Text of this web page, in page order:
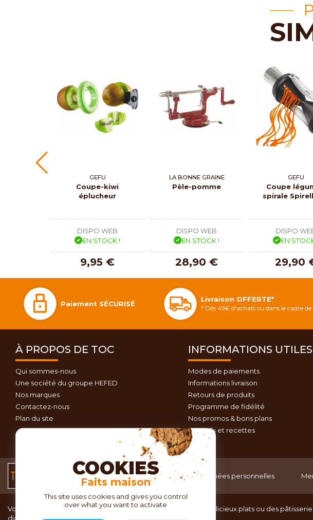
GEFU
Coupe-kiwi
éplucheur
DISPO WEB
EN STOCK !
9,95 €
LA BONNE GRAINE
Pèle-pomme
DISPO WEB
EN STOCK !
28,90 €
GEFU
Coupe
spirale
DISPO
EN
29,90
Paiement SÉCURISÉ
Livraison OFFERTE*
* Dès 49€ d'achats ou dans le cadre
À PROPOS DE TOC
Qui sommes-nous
Une société du groupe HEFED
Nos marques
Contactez-nous
Plan du site
INFORMATIONS UTILES
Modes de paiements
Informations livraison
Retours de produits
Programme de fidélité
Nos promos & bons plans
Conseils et recettes
Conditions générales
de vente
Données personnelles
Vous recherchez du matériel de cuisine pour concocter de délicieux plats ou des
dignes d’un grand chef ?
COOKIES
Faits maison
This site uses cookies and gives you control
over what you want to activate